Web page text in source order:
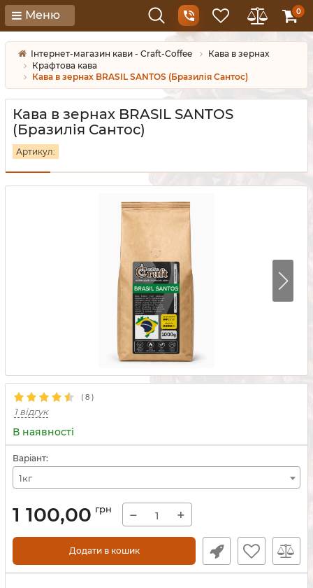
Меню 0
Інтернет-магазин кави - Craft-Coffee
Кава в зернах
Крафтова кава
Кава в зернах BRASIL SANTOS (Бразилія Сантос)
Кава в зернах BRASIL SANTOS
(Бразилія Сантос)
Артикул:
( 8 )
1 відгук
В наявності
Варіант:
1кг
1 100,00 грн − +
Додати в кошик